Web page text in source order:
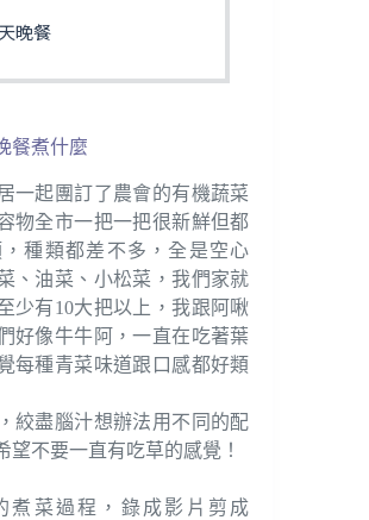
晚餐
餐煮什麼
一起團訂了農會的有機蔬菜
物全市一把一把很新鮮但都
種類都差不多，全是空心
、油菜、小松菜，我們家就
少有10大把以上，我跟阿啾
好像牛牛阿，一直在吃著葉
每種青菜味道跟口感都好類
絞盡腦汁想辦法用不同的配
望不要一直有吃草的感覺！
煮菜過程，錄成影片剪成